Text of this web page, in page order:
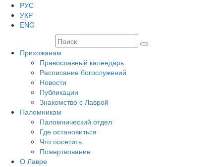
РУС
УКР
ENG
Прихожанам
Православный календарь
Расписание богослужений
Новости
Публикации
Знакомство с Лаврой
Паломникам
Паломнический отдел
Где остановиться
Что посетить
Пожертвование
О Лавре